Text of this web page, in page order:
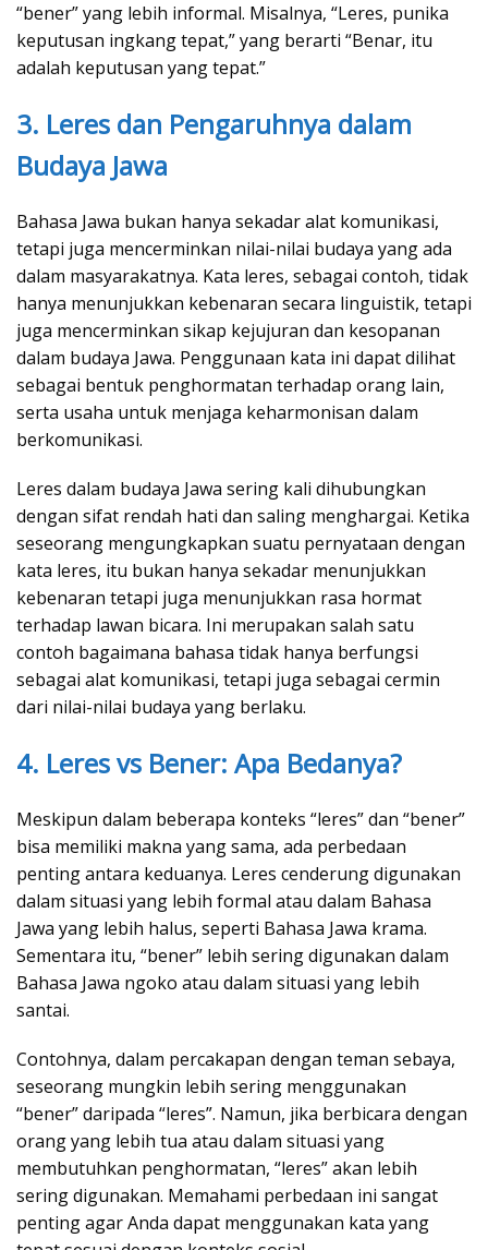
“bener” yang lebih informal. Misalnya, “Leres, punika
keputusan ingkang tepat,” yang berarti “Benar, itu
adalah keputusan yang tepat.”
3. Leres dan Pengaruhnya dalam
Budaya Jawa
Bahasa Jawa bukan hanya sekadar alat komunikasi,
tetapi juga mencerminkan nilai-nilai budaya yang ada
dalam masyarakatnya. Kata leres, sebagai contoh, tidak
hanya menunjukkan kebenaran secara linguistik, tetapi
juga mencerminkan sikap kejujuran dan kesopanan
dalam budaya Jawa. Penggunaan kata ini dapat dilihat
sebagai bentuk penghormatan terhadap orang lain,
serta usaha untuk menjaga keharmonisan dalam
berkomunikasi.
Leres dalam budaya Jawa sering kali dihubungkan
dengan sifat rendah hati dan saling menghargai. Ketika
seseorang mengungkapkan suatu pernyataan dengan
kata leres, itu bukan hanya sekadar menunjukkan
kebenaran tetapi juga menunjukkan rasa hormat
terhadap lawan bicara. Ini merupakan salah satu
contoh bagaimana bahasa tidak hanya berfungsi
sebagai alat komunikasi, tetapi juga sebagai cermin
dari nilai-nilai budaya yang berlaku.
4. Leres vs Bener: Apa Bedanya?
Meskipun dalam beberapa konteks “leres” dan “bener”
bisa memiliki makna yang sama, ada perbedaan
penting antara keduanya. Leres cenderung digunakan
dalam situasi yang lebih formal atau dalam Bahasa
Jawa yang lebih halus, seperti Bahasa Jawa krama.
Sementara itu, “bener” lebih sering digunakan dalam
Bahasa Jawa ngoko atau dalam situasi yang lebih
santai.
Contohnya, dalam percakapan dengan teman sebaya,
seseorang mungkin lebih sering menggunakan
“bener” daripada “leres”. Namun, jika berbicara dengan
orang yang lebih tua atau dalam situasi yang
membutuhkan penghormatan, “leres” akan lebih
sering digunakan. Memahami perbedaan ini sangat
penting agar Anda dapat menggunakan kata yang